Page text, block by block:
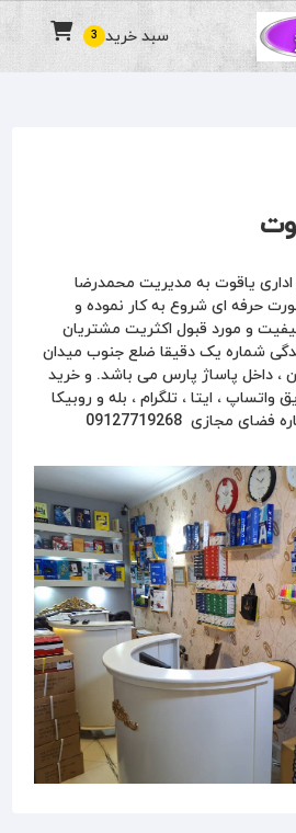
3 سبد خرید
یاقوت به مدیریت محمدرضا
سال 1374 به صورت حرفه ای شروع به کار نموده و
و مورد قبول اکثریت مشتریان
شماره یک دقیقا ضلع جنوب میدان
، داخل پاساژ پارس می باشد. و خرید
، ایتا ، تلگرام ، بله و روبیکا
مجازی 09127719268